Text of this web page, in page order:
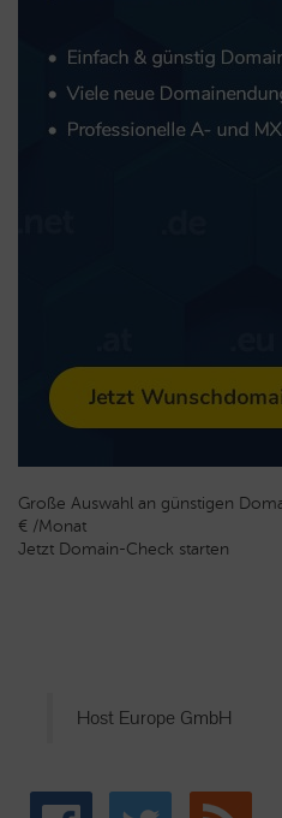
Große Auswahl an günstigen
€ /Monat
Jetzt Domain-Check starten
Host Europe GmbH